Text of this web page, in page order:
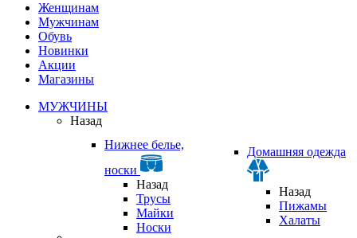
Женщинам
Мужчинам
Обувь
Новинки
Акции
Магазины
МУЖЧИНЫ
Назад
Нижнее белье,
носки
Назад
Трусы
Майки
Носки
Домашняя одежда
Назад
Пижамы
Халаты